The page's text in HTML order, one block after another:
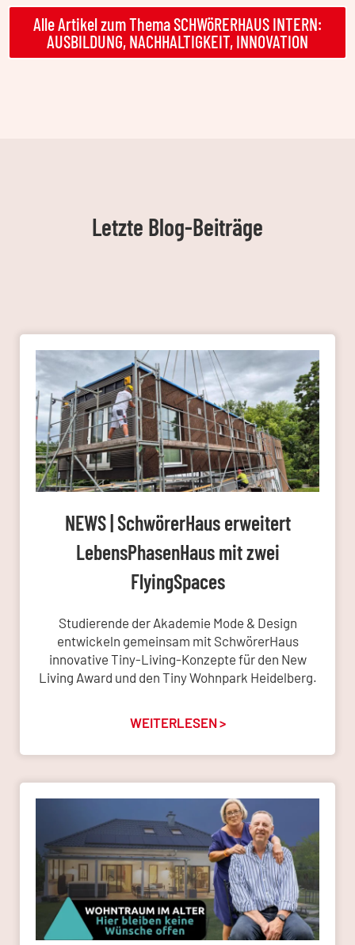
Alle Artikel zum Thema SCHWöRERHAUS INTERN:
AUSBILDUNG, NACHHALTIGKEIT, INNOVATION
Letzte Blog-Beiträge
NEWS | SchwörerHaus erweitert
LebensPhasenHaus mit zwei
FlyingSpaces
Studierende der Akademie Mode & Design
entwickeln gemeinsam mit SchwörerHaus
innovative Tiny-Living-Konzepte für den New
Living Award und den Tiny Wohnpark Heidelberg.
WEITERLESEN >